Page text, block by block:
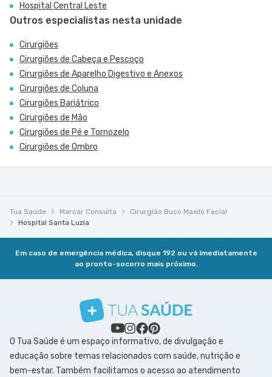
Hospital Central Leste
Outros especialistas nesta unidade
Cirurgiões
Cirurgiões de Cabeça e Pescoço
Cirurgiões de Aparelho Digestivo e Anexos
Cirurgiões de Coluna
Cirurgiões Bariátrico
Cirurgiões de Mão
Cirurgiões de Pé e Tornozelo
Cirurgiões de Ombro
Tua Saúde Marcar Consulta
Cirurgião Buco Maxilo Facial
Hospital Santa Luzia
Em caso de emergência médica, disque 192 ou vá imediatamente
ao pronto-socorro mais próximo.
O Tua Saúde é um espaço informativo, de divulgação e
educação sobre temas relacionados com saúde, nutrição e
bem-estar. Também facilitamos o acesso ao atendimento